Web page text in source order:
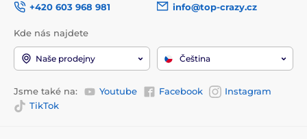
+420 603 968 981
info@top-crazy.cz
Kde nás najdete
Naše prodejny Čeština
Jsme také na: Youtube Facebook
Instagram
TikTok